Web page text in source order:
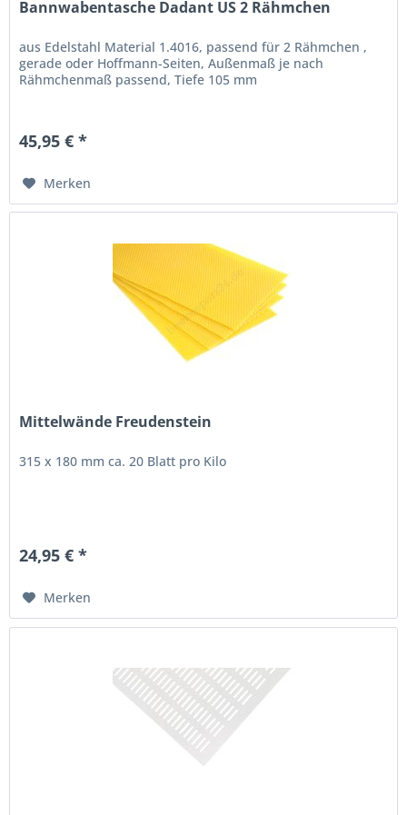
Bannwabentasche Dadant US 2 Rähmchen
aus Edelstahl Material 1.4016, passend für 2 Rähmchen ,
gerade oder Hoffmann-Seiten, Außenmaß je nach
Rähmchenmaß passend, Tiefe 105 mm
45,95 € *
Merken
Mittelwände Freudenstein
315 x 180 mm ca. 20 Blatt pro Kilo
24,95 € *
Merken